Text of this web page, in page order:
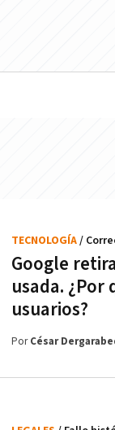
Google
usada. ¿Por
usuarios?
TECNOLOGÍA/
PorCésar